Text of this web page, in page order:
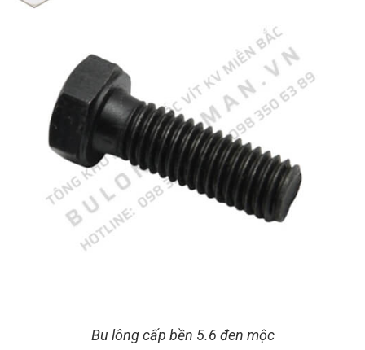
Bu lông cấp bền 5.6 đen mộc